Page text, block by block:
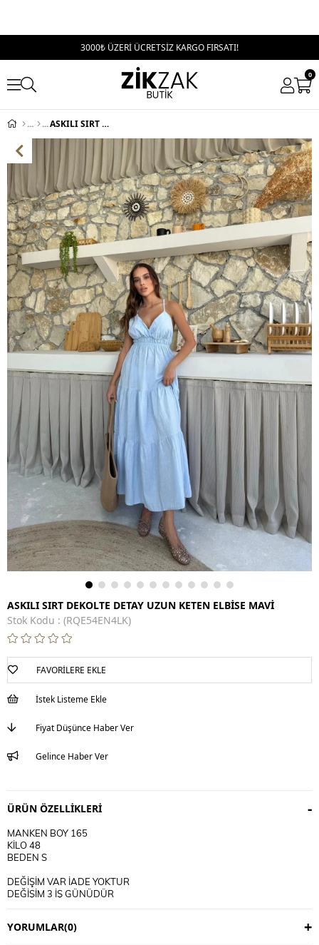
3000₺ ÜZERİ ÜCRETSİZ KARGO FIRSATI!
0
ASKILI SIRT DEKOLTE DETAY UZUN KETEN ELBİSE MAVİ
ASKILI SIRT DEKOLTE DETAY UZUN KETEN ELBİSE MAVİ
Stok Kodu
(RQE54EN4LK)
FAVORILERE EKLE
İstek Listeme Ekle
Fiyat Düşünce Haber Ver
Gelince Haber Ver
ÜRÜN ÖZELLIKLERI
MANKEN BOY 165
KİLO 48
BEDEN S
DEĞİŞİM VAR İADE YOKTUR
DEĞİŞİM 3 İŞ GÜNÜDÜR
KULLANIM TALİMATI
YORUMLAR(0)